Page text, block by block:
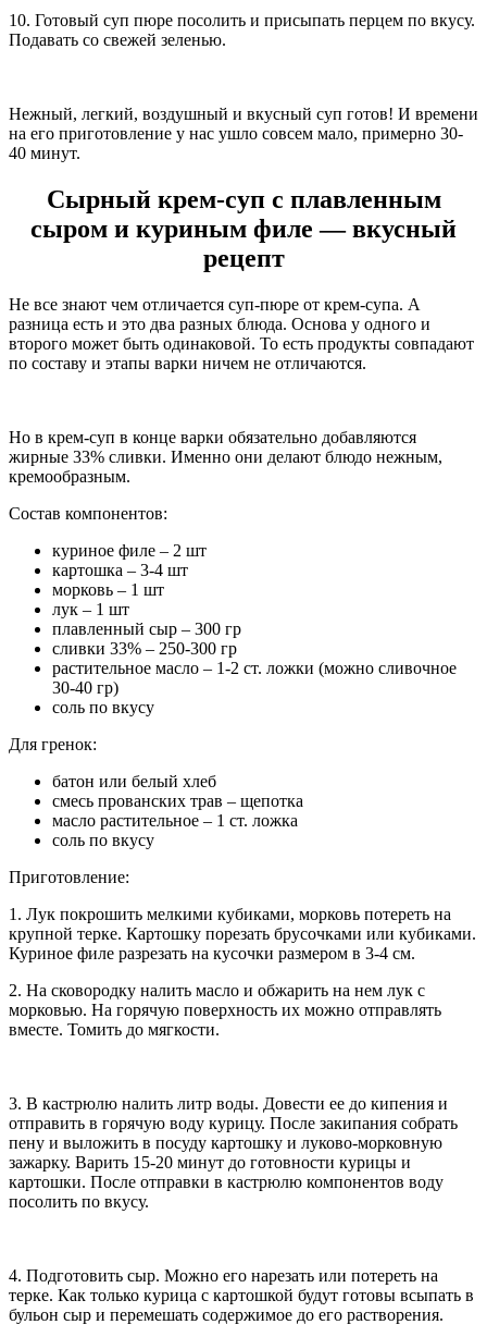
10. Готовый суп пюре посолить и присыпать перцем по вкусу.
Подавать со свежей зеленью.
Нежный, легкий, воздушный и вкусный суп готов! И времени
на его приготовление у нас ушло совсем мало, примерно 30-
40 минут.
Сырный крем-суп с плавленным
сыром и куриным филе — вкусный
рецепт
Не все знают чем отличается суп-пюре от крем-супа. А
разница есть и это два разных блюда. Основа у одного и
второго может быть одинаковой. То есть продукты совпадают
по составу и этапы варки ничем не отличаются.
Но в крем-суп в конце варки обязательно добавляются
жирные 33% сливки. Именно они делают блюдо нежным,
кремообразным.
Состав компонентов:
куриное филе – 2 шт
картошка – 3-4 шт
морковь – 1 шт
лук – 1 шт
плавленный сыр – 300 гр
сливки 33% – 250-300 гр
растительное масло – 1-2 ст. ложки (можно сливочное
30-40 гр)
соль по вкусу
Для гренок:
батон или белый хлеб
смесь прованских трав – щепотка
масло растительное – 1 ст. ложка
соль по вкусу
Приготовление:
1. Лук покрошить мелкими кубиками, морковь потереть на
крупной терке. Картошку порезать брусочками или кубиками.
Куриное филе разрезать на кусочки размером в 3-4 см.
2. На сковородку налить масло и обжарить на нем лук с
морковью. На горячую поверхность их можно отправлять
вместе. Томить до мягкости.
3. В кастрюлю налить литр воды. Довести ее до кипения и
отправить в горячую воду курицу. После закипания собрать
пену и выложить в посуду картошку и луково-морковную
зажарку. Варить 15-20 минут до готовности курицы и
картошки. После отправки в кастрюлю компонентов воду
посолить по вкусу.
4. Подготовить сыр. Можно его нарезать или потереть на
терке. Как только курица с картошкой будут готовы всыпать в
бульон сыр и перемешать содержимое до его растворения.